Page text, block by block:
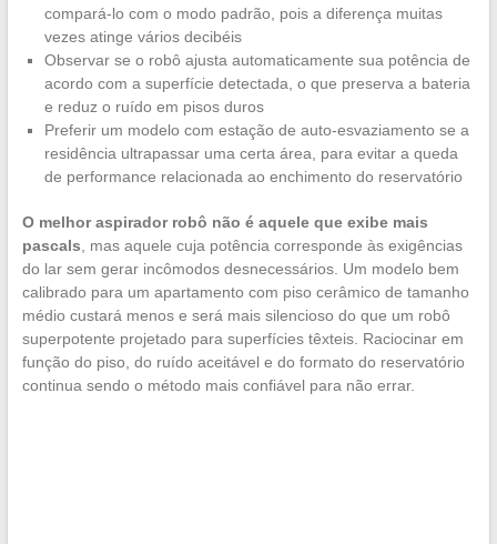
compará-lo com o modo padrão, pois a diferença muitas
vezes atinge vários decibéis
Observar se o robô ajusta automaticamente sua potência de
acordo com a superfície detectada, o que preserva a bateria
e reduz o ruído em pisos duros
Preferir um modelo com estação de auto-esvaziamento se a
residência ultrapassar uma certa área, para evitar a queda
de performance relacionada ao enchimento do reservatório
O melhor aspirador robô não é aquele que exibe mais
pascals , mas aquele cuja potência corresponde às exigências
do lar sem gerar incômodos desnecessários. Um modelo bem
calibrado para um apartamento com piso cerâmico de tamanho
médio custará menos e será mais silencioso do que um robô
superpotente projetado para superfícies têxteis. Raciocinar em
função do piso, do ruído aceitável e do formato do reservatório
continua sendo o método mais confiável para não errar.